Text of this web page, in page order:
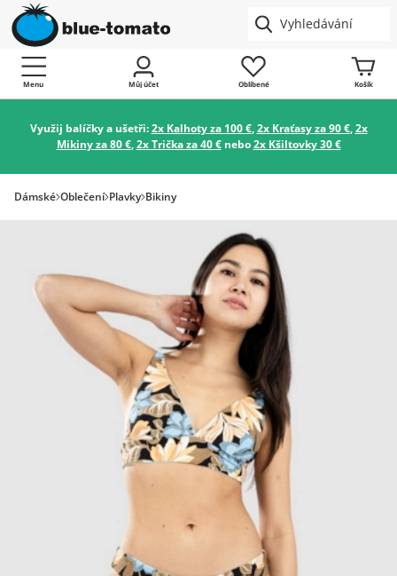
Menu Můj účet Oblíbené Košík
Využij balíčky a ušetři:2x Kalhoty za 100 €,2x Kraťasy za 90 €,2x
Mikiny za 80 €,2x Trička za 40 €nebo2x Kšiltovky 30 €
Dámské Oblečení Plavky Bikiny